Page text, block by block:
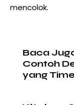
mencolok.
Baca
Contoh
yang